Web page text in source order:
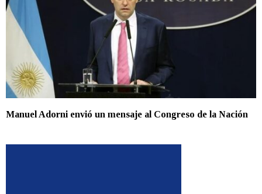
Manuel Adorni envió un mensaje al Congreso de la Nación